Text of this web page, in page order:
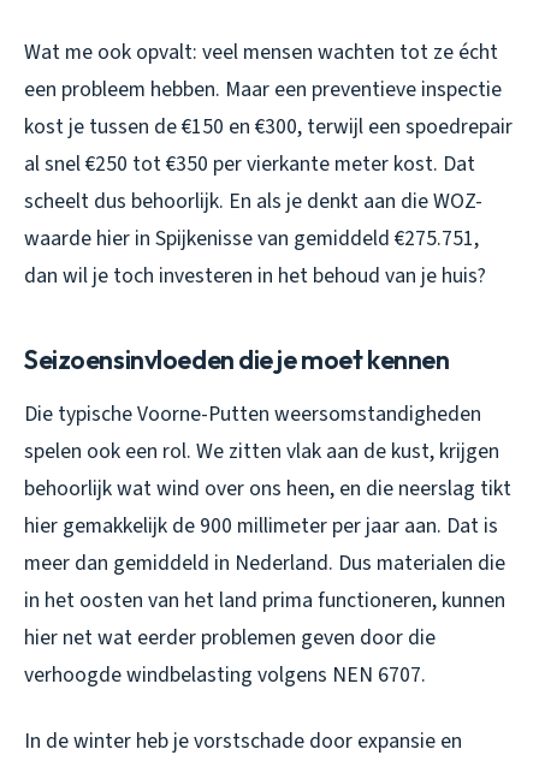
Wat me ook opvalt: veel mensen wachten tot ze écht
een probleem hebben. Maar een preventieve inspectie
kost je tussen de €150 en €300, terwijl een spoedrepair
al snel €250 tot €350 per vierkante meter kost. Dat
scheelt dus behoorlijk. En als je denkt aan die WOZ-
waarde hier in Spijkenisse van gemiddeld €275.751,
dan wil je toch investeren in het behoud van je huis?
Seizoensinvloeden die je moet kennen
Die typische Voorne-Putten weersomstandigheden
spelen ook een rol. We zitten vlak aan de kust, krijgen
behoorlijk wat wind over ons heen, en die neerslag tikt
hier gemakkelijk de 900 millimeter per jaar aan. Dat is
meer dan gemiddeld in Nederland. Dus materialen die
in het oosten van het land prima functioneren, kunnen
hier net wat eerder problemen geven door die
verhoogde windbelasting volgens NEN 6707.
In de winter heb je vorstschade door expansie en